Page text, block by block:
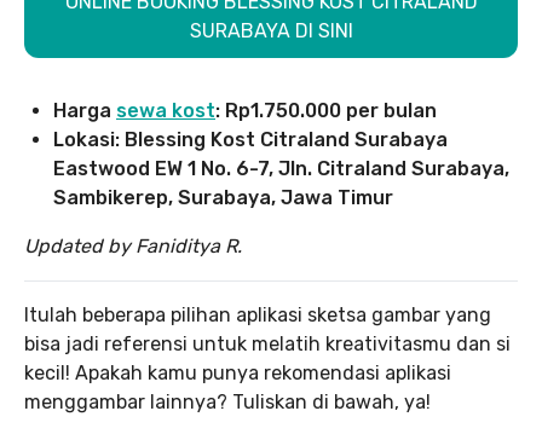
SURABAYA DI SINI
Harga sewa kost: Rp1.750.000 per bulan
Lokasi: Blessing Kost Citraland Surabaya
Eastwood EW 1 No. 6-7, Jln. Citraland Surabaya,
Sambikerep, Surabaya, Jawa Timur
Updated by Faniditya R.
Itulah beberapa pilihan aplikasi sketsa gambar yang
bisa jadi referensi untuk melatih kreativitasmu dan si
kecil! Apakah kamu punya rekomendasi aplikasi
menggambar lainnya? Tuliskan di bawah, ya!